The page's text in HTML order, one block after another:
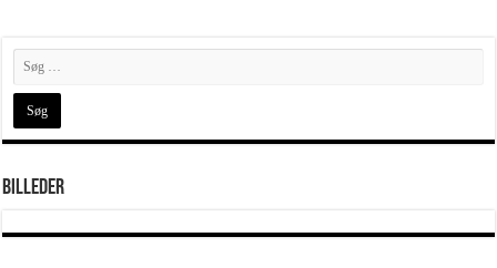
Billeder